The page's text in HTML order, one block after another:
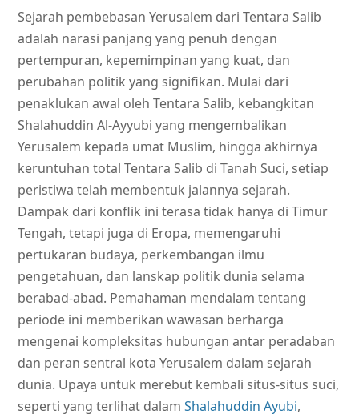
Sejarah pembebasan Yerusalem dari Tentara Salib
adalah narasi panjang yang penuh dengan
pertempuran, kepemimpinan yang kuat, dan
perubahan politik yang signifikan. Mulai dari
penaklukan awal oleh Tentara Salib, kebangkitan
Shalahuddin Al-Ayyubi yang mengembalikan
Yerusalem kepada umat Muslim, hingga akhirnya
keruntuhan total Tentara Salib di Tanah Suci, setiap
peristiwa telah membentuk jalannya sejarah.
Dampak dari konflik ini terasa tidak hanya di Timur
Tengah, tetapi juga di Eropa, memengaruhi
pertukaran budaya, perkembangan ilmu
pengetahuan, dan lanskap politik dunia selama
berabad-abad. Pemahaman mendalam tentang
periode ini memberikan wawasan berharga
mengenai kompleksitas hubungan antar peradaban
dan peran sentral kota Yerusalem dalam sejarah
dunia. Upaya untuk merebut kembali situs-situs suci,
seperti yang terlihat dalam Shalahuddin Ayubi,